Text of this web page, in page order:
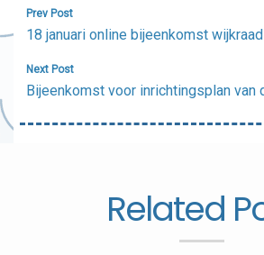
Bericht
navigatie
Prev Post
18 januari online bijeenkomst wijkraad
Next Post
Bijeenkomst voor inrichtingsplan van
Related